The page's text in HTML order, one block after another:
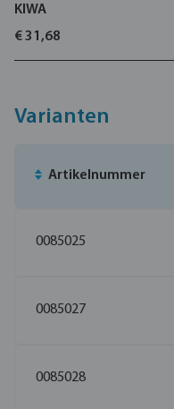
KIWA
€ 31,68
Varianten
Artikelnummer
0085025
0085027
0085028